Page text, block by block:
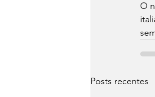
O
Posts recentes